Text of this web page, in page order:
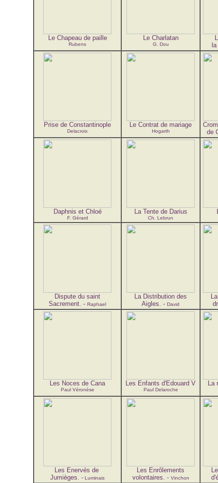
Le Chapeau de paille
Rubens
Le Charlatan
G. Dou
Prise de Constantinople
Delacroix
Le Contrat de mariage
Hogarth
de
Daphnis et Chloé
F. Gérard
La Tente de Darius
Ch. Lebrun
Dispute du saint
Sacrement. - Raphael
La Distribution des
Aigles. - David
Les Noces de Cana
Paul Véronèse
Les Enfants d'Edouard V
Paul Delaroche
La
Les Enervés de
Jumièges. - Luminais
Les Enrôlements
volontaires. - Vinchon